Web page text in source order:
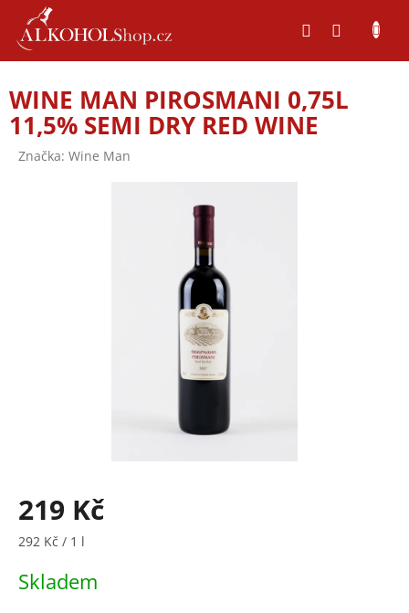
obsah
P
o
s
WINE MAN PIROSMANI 0,75L
11,5% SEMI DRY RED WINE
Značka: Wine Man
219 Kč
Měrná
292 Kč / 1 l
Skladem